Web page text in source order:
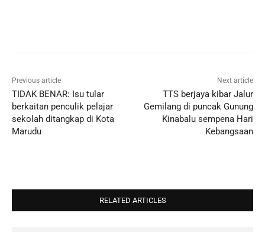
Previous article
TIDAK BENAR: Isu tular
berkaitan penculik pelajar
sekolah ditangkap di Kota
Marudu
Next article
TTS berjaya kibar Jalur
Gemilang di puncak Gunung
Kinabalu sempena Hari
Kebangsaan
RELATED ARTICLES